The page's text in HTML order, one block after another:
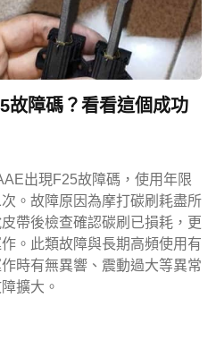
故障碼？看看這個成功
出現F25故障碼，使用年限
。故障原因為摩打碳刷耗盡所
帶後檢查確認碳刷已損耗，更
。此類故障與長期高頻使用有
時有無異響、震動過大等異常
擴大。